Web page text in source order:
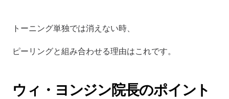
トーニング単独では消えない時、
ピーリングと組み合わせる理由はこれです。
ウィ・ヨンジン院長のポイント